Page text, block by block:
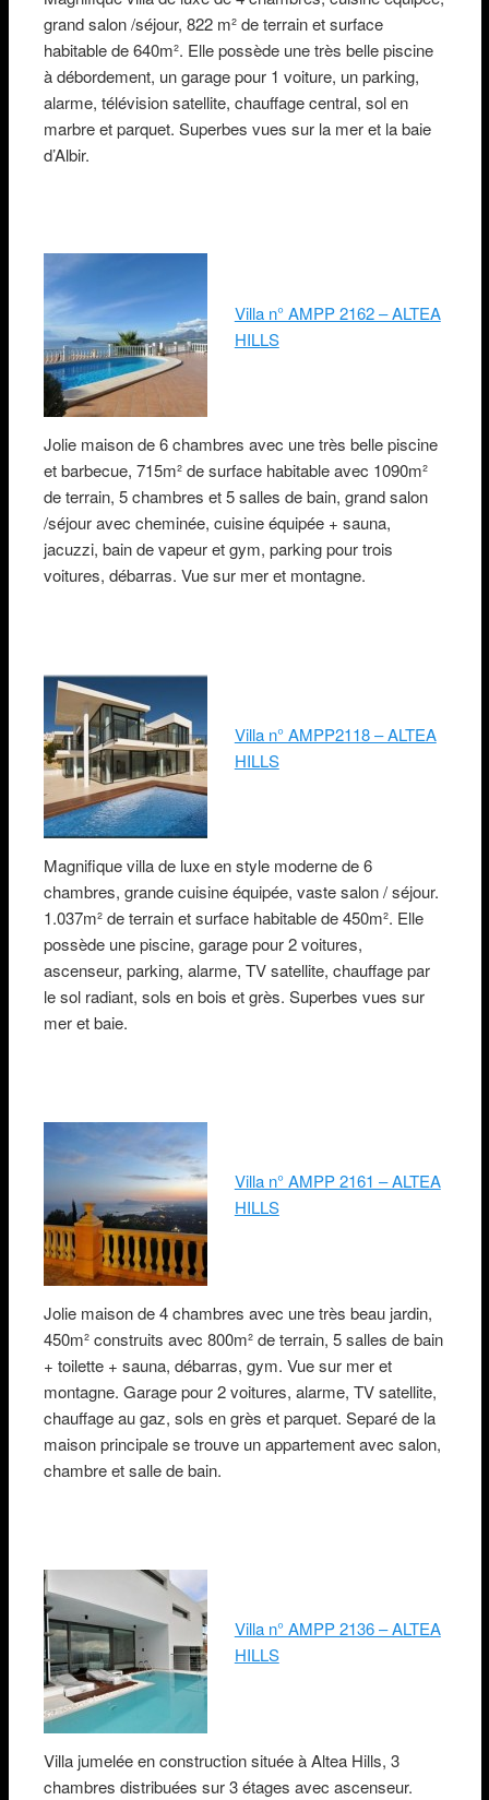
grand salon /séjour, 822 m² de terrain et surface
habitable de 640m². Elle possède une très belle piscine
à débordement, un garage pour 1 voiture, un parking,
alarme, télévision satellite, chauffage central, sol en
marbre et parquet. Superbes vues sur la mer et la baie
d’Albir.
Villa n° AMPP 2162 – ALTEA
HILLS
Jolie maison de 6 chambres avec une très belle piscine
et barbecue, 715m² de surface habitable avec 1090m²
de terrain, 5 chambres et 5 salles de bain, grand salon
/séjour avec cheminée, cuisine équipée + sauna,
jacuzzi, bain de vapeur et gym, parking pour trois
voitures, débarras. Vue sur mer et montagne.
Villa n° AMPP2118 – ALTEA
HILLS
Magnifique villa de luxe en style moderne de 6
chambres, grande cuisine équipée, vaste salon / séjour.
1.037m² de terrain et surface habitable de 450m². Elle
possède une piscine, garage pour 2 voitures,
ascenseur, parking, alarme, TV satellite, chauffage par
le sol radiant, sols en bois et grès. Superbes vues sur
mer et baie.
Villa n° AMPP 2161 – ALTEA
HILLS
Jolie maison de 4 chambres avec une très beau jardin,
450m² construits avec 800m² de terrain, 5 salles de bain
+ toilette + sauna, débarras, gym. Vue sur mer et
montagne. Garage pour 2 voitures, alarme, TV satellite,
chauffage au gaz, sols en grès et parquet. Separé de la
maison principale se trouve un appartement avec salon,
chambre et salle de bain.
Villa n° AMPP 2136 – ALTEA
HILLS
Villa jumelée en construction située à Altea Hills, 3
chambres distribuées sur 3 étages avec ascenseur.